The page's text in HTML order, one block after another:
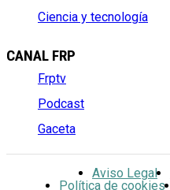
Ciencia y tecnología
CANAL FRP
Frptv
Podcast
Gaceta
Aviso Legal
Política de cookies